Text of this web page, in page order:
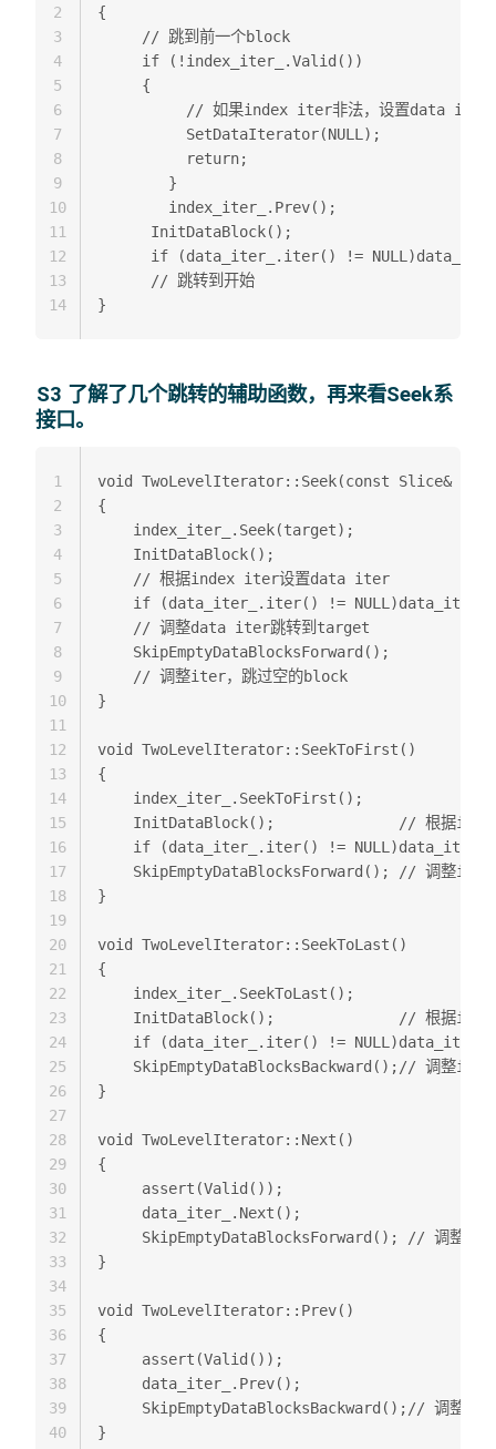
{
     // 跳到前一个block
     if (!index_iter_.Valid())
     {
// 如果index iter非法，设置data
          SetDataIterator(NULL);
          return;
        }
        index_iter_.Prev();
      InitDataBlock();
if (data_iter_.iter() !=
      // 跳转到开始
2
3
4
5
6
7
8
9
10
11
12
13
14
S3 了解了几个跳转的辅助函数，再来看Seek系
接口。
void TwoLevelIterator::Seek(const Slice&
{
    index_iter_.Seek(target);
    InitDataBlock();
    // 根据index iter设置data iter
if (data_iter_.iter() !=
    // 调整data iter跳转到target
    SkipEmptyDataBlocksForward();
    // 调整iter，跳过空的block
}
void TwoLevelIterator::SeekToFirst()
{
    index_iter_.SeekToFirst();
InitDataBlock();              // 根据
if (data_iter_.iter() !=
SkipEmptyDataBlocksForward(); // 调整
}
void TwoLevelIterator::SeekToLast()
{
    index_iter_.SeekToLast();
InitDataBlock();              // 根据
if (data_iter_.iter() !=
SkipEmptyDataBlocksBackward();// 调整
}
void TwoLevelIterator::Next()
{
     assert(Valid());
     data_iter_.Next();
SkipEmptyDataBlocksForward(); // 调整
}
void TwoLevelIterator::Prev()
{
     assert(Valid());
     data_iter_.Prev();
SkipEmptyDataBlocksBackward();// 调整
1
2
3
4
5
6
7
8
9
10
11
12
13
14
15
16
17
18
19
20
21
22
23
24
25
26
27
28
29
30
31
32
33
34
35
36
37
38
39
40